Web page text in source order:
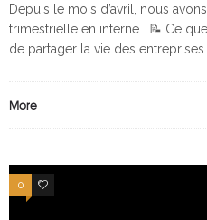
Depuis le mois d’avril, nous
trimestrielle en interne. 📝 Ce
de partager la vie des
More
0 0